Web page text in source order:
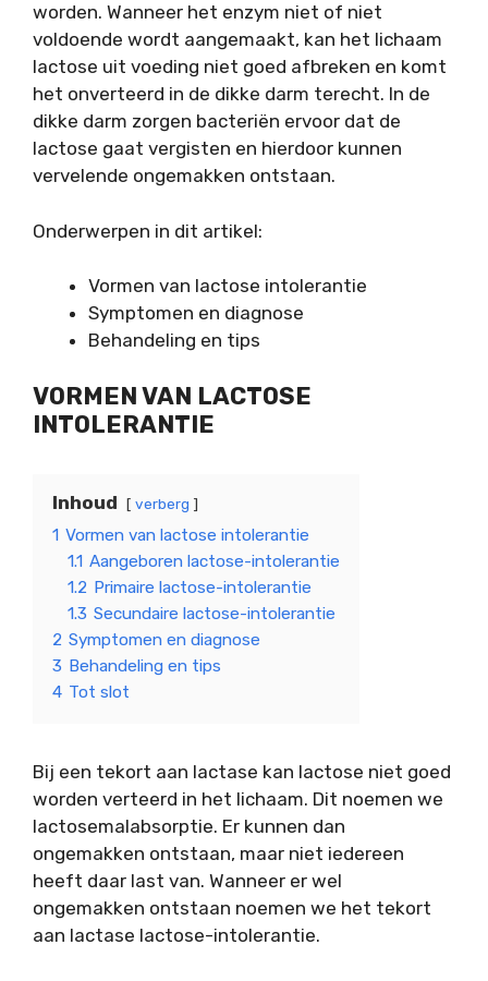
worden. Wanneer het enzym niet of niet
voldoende wordt aangemaakt, kan het lichaam
lactose uit voeding niet goed afbreken en komt
het onverteerd in de dikke darm terecht. In de
dikke darm zorgen bacteriën ervoor dat de
lactose gaat vergisten en hierdoor kunnen
vervelende ongemakken ontstaan.
Onderwerpen in dit artikel:
Vormen van lactose intolerantie
Symptomen en diagnose
Behandeling en tips
VORMEN VAN LACTOSE
INTOLERANTIE
Inhoud verberg
1 Vormen van lactose intolerantie
1.1 Aangeboren lactose-intolerantie
1.2 Primaire lactose-intolerantie
1.3 Secundaire lactose-intolerantie
2 Symptomen en diagnose
3 Behandeling en tips
4 Tot slot
Bij een tekort aan lactase kan lactose niet goed
worden verteerd in het lichaam. Dit noemen we
lactosemalabsorptie. Er kunnen dan
ongemakken ontstaan, maar niet iedereen
heeft daar last van. Wanneer er wel
ongemakken ontstaan noemen we het tekort
aan lactase lactose-intolerantie.